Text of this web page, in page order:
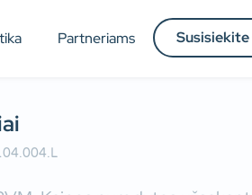
Partneriams Susisiekite